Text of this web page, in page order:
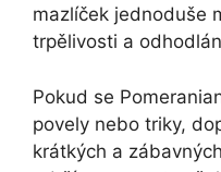
mazlíček jednoduše
trpělivosti a
Pokud se
povely nebo triky,
krátkých a